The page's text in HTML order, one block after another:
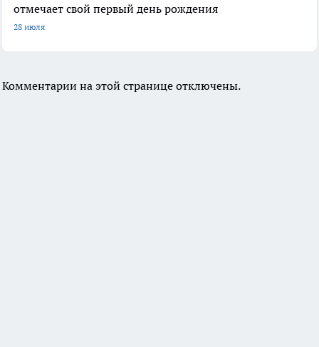
отмечает свой первый день рождения
28 июля
Комментарии на этой странице отключены.